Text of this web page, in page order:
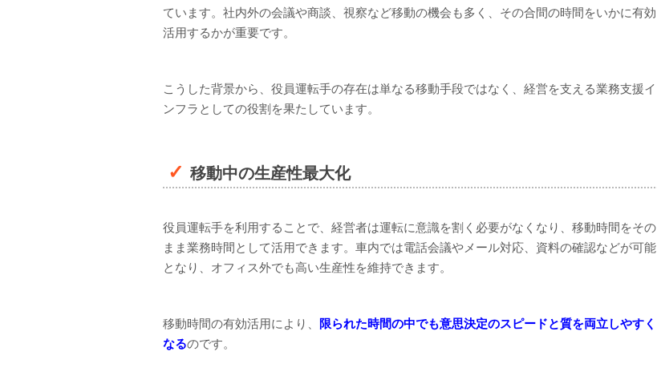
ています。社内外の会議や商談、視察など移動の機会も多く、その合間の時間をいかに有効
活用するかが重要です。
こうした背景から、役員運転手の存在は単なる移動手段ではなく、経営を支える業務支援イ
ンフラとしての役割を果たしています。
移動中の生産性最大化
役員運転手を利用することで、経営者は運転に意識を割く必要がなくなり、移動時間をその
まま業務時間として活用できます。車内では電話会議やメール対応、資料の確認などが可能
となり、オフィス外でも高い生産性を維持できます。
移動時間の有効活用により、
限られた時間の中でも意思決定のスピードと質を両立しやすく
なるのです。